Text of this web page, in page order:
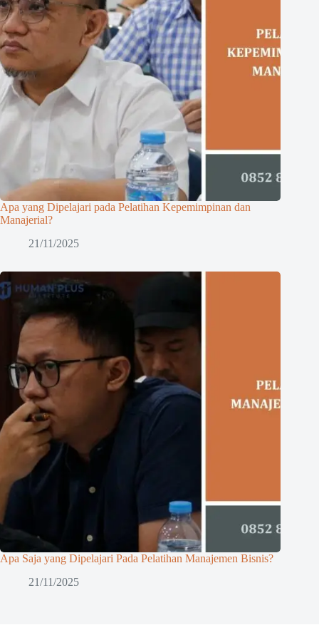
Apa yang Dipelajari pada Pelatihan Kepemimpinan dan
Manajerial?
21/11/2025
Apa Saja yang Dipelajari Pada Pelatihan Manajemen Bisnis?
21/11/2025